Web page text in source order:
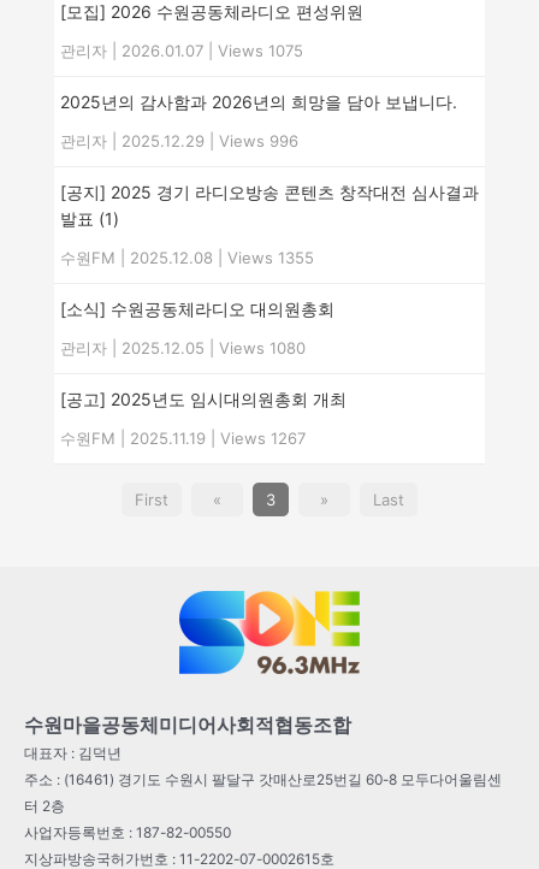
[모집] 2026 수원공동체라디오 편성위원
관리자 2026.01.07 Views 1075
2025년의 감사함과 2026년의 희망을 담아 보냅니다.
관리자 2025.12.29 Views 996
[공지] 2025 경기 라디오방송 콘텐츠 창작대전 심사결과
발표 (1)
수원FM 2025.12.08 Views 1355
[소식] 수원공동체라디오 대의원총회
관리자 2025.12.05 Views 1080
[공고] 2025년도 임시대의원총회 개최
수원FM 2025.11.19 Views 1267
First « 3 » Last
수원마을공동체미디어사회적협동조합
대표자 : 김덕년
주소 : (16461) 경기도 수원시 팔달구 갓매산로25번길 60-8 모두다어울림센
터 2층
사업자등록번호 : 187-82-00550
지상파방송국허가번호 : 11-2202-07-0002615호